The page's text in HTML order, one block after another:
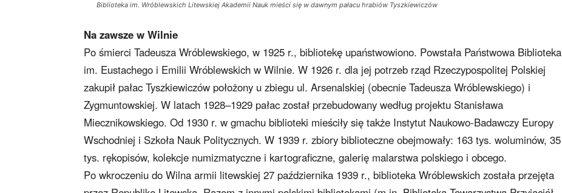
Biblioteka im. Wróblewskich Litewskiej Akademii Nauk mieści się w dawnym pałacu hrabiów Tyszkiewiczów
Na zawsze w Wilnie
Po śmierci Tadeusza Wróblewskiego, w 1925 r., bibliotekę upaństwowiono. Powstała Państwowa Biblioteka
im. Eustachego i Emilii Wróblewskich w Wilnie. W 1926 r. dla jej potrzeb rząd Rzeczypospolitej Polskiej
zakupił pałac Tyszkiewiczów położony u zbiegu ul. Arsenalskiej (obecnie Tadeusza Wróblewskiego) i
Zygmuntowskiej. W latach 1928–1929 pałac został przebudowany według projektu Stanisława
Miecznikowskiego. Od 1930 r. w gmachu biblioteki mieściły się także Instytut Naukowo-Badawczy Europy
Wschodniej i Szkoła Nauk Politycznych. W 1939 r. zbiory biblioteczne obejmowały: 163 tys. woluminów, 35
tys. rękopisów, kolekcje numizmatyczne i kartograficzne, galerię malarstwa polskiego i obcego.
Po wkroczeniu do Wilna armii litewskiej 27 października 1939 r., biblioteka Wróblewskich została przejęta